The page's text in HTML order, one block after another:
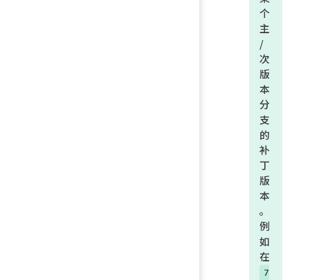
个
主
/
次
版
本
分
支
的
补
丁
版
本
。
例
如
在
7